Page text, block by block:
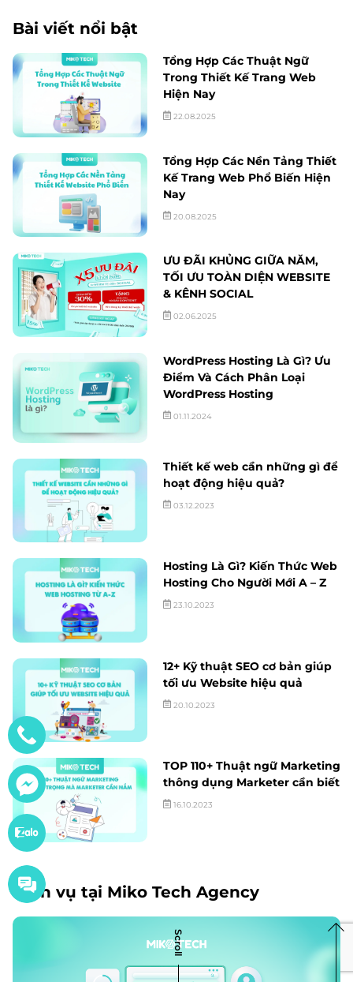
Bài viết nổi bật
Tổng Hợp Các Thuật Ngữ
Trong Thiết Kế Trang Web
Hiện Nay
22.08.2025
Tổng Hợp Các Nền Tảng Thiết
Kế Trang Web Phổ Biến Hiện
Nay
20.08.2025
ƯU ĐÃI KHỦNG GIỮA NĂM,
TỐI ƯU TOÀN DIỆN WEBSITE
& KÊNH SOCIAL
02.06.2025
WordPress Hosting Là Gì? Ưu
Điểm Và Cách Phân Loại
WordPress Hosting
01.11.2024
Thiết kế web cần những gì để
hoạt động hiệu quả?
03.12.2023
Hosting Là Gì? Kiến Thức Web
Hosting Cho Người Mới A – Z
23.10.2023
12+ Kỹ thuật SEO cơ bản giúp
tối ưu Website hiệu quả
20.10.2023
TOP 110+ Thuật ngữ Marketing
thông dụng Marketer cần biết
16.10.2023
Dịch vụ tại Miko Tech Agency
Scroll